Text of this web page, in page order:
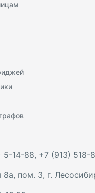
5-14-88, +7 (913) 518-
8а, пом. 3, г.